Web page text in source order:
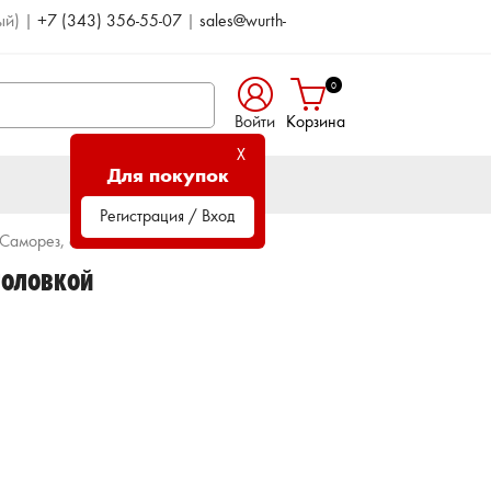
|+7 (343) 356-55-07 |sales@wurth-
Войти
X
Для покупок
Регистрация / Вход
0
Корзина
Саморез, с потайной головкой